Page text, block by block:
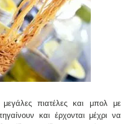
μεγάλες πιατέλες και μπολ με
και έρχονται μέχρι να